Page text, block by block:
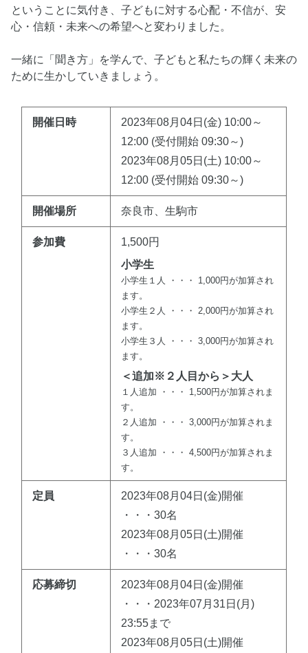
ということに気付き、子どもに対する心配・不信が、安
心・信頼・未来への希望へと変わりました。
一緒に「聞き方」を学んで、子どもと私たちの輝く未来の
ために生かしていきましょう。
開催日時
2023年08月04日(金) 10:00～
12:00 (受付開始 09:30～)
2023年08月05日(土) 10:00～
12:00 (受付開始 09:30～)
開催場所 奈良市、生駒市
参加費
1,500円
小学生
小学生１人 ・・・ 1,000円が加算され
ます。
小学生２人 ・・・ 2,000円が加算され
ます。
小学生３人 ・・・ 3,000円が加算され
ます。
＜追加※２人目から＞大人
１人追加 ・・・ 1,500円が加算されま
す。
２人追加 ・・・ 3,000円が加算されま
す。
３人追加 ・・・ 4,500円が加算されま
す。
定員
2023年08月04日(金)開催
・・・30名
2023年08月05日(土)開催
・・・30名
応募締切
2023年08月04日(金)開催
・・・2023年07月31日(月)
23:55まで
2023年08月05日(土)開催